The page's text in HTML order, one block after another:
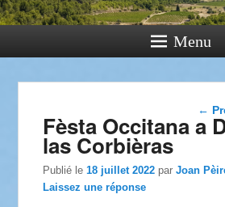
Menu
←
Fèsta Occitana a
las Corbièras
Publié le18 juillet 2022 parJoan
Laissez une réponse